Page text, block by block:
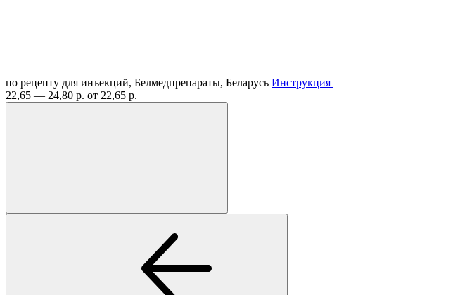
по рецепту для инъекций, Белмедпрепараты, Беларусь Инструкция
22,65 — 24,80 р. от 22,65 р.